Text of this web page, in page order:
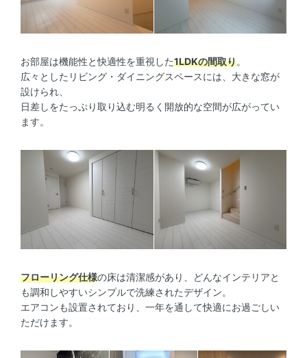
お部屋は機能性と快適性を重視した1LDKの間取り。
広々としたリビング・ダイニングスペースには、大きな窓が
設けられ、
日差しをたっぷり取り込む明るく開放的な空間が広がってい
ます。
フローリング仕様の床は清潔感があり、どんなインテリアと
も調和しやすいシンプルで洗練されたデザイン。
エアコンも設置されており、一年を通して快適にお過ごしい
ただけます。